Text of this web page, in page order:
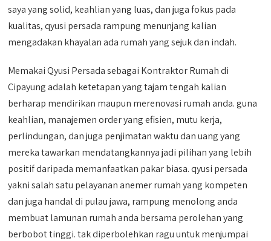
saya yang solid, keahlian yang luas, dan juga fokus pada
kualitas, qyusi persada rampung menunjang kalian
mengadakan khayalan ada rumah yang sejuk dan indah.
Memakai Qyusi Persada sebagai Kontraktor Rumah di
Cipayung adalah ketetapan yang tajam tengah kalian
berharap mendirikan maupun merenovasi rumah anda. guna
keahlian, manajemen order yang efisien, mutu kerja,
perlindungan, dan juga penjimatan waktu dan uang yang
mereka tawarkan mendatangkannya jadi pilihan yang lebih
positif daripada memanfaatkan pakar biasa. qyusi persada
yakni salah satu pelayanan anemer rumah yang kompeten
dan juga handal di pulau jawa, rampung menolong anda
membuat lamunan rumah anda bersama perolehan yang
berbobot tinggi. tak diperbolehkan ragu untuk menjumpai